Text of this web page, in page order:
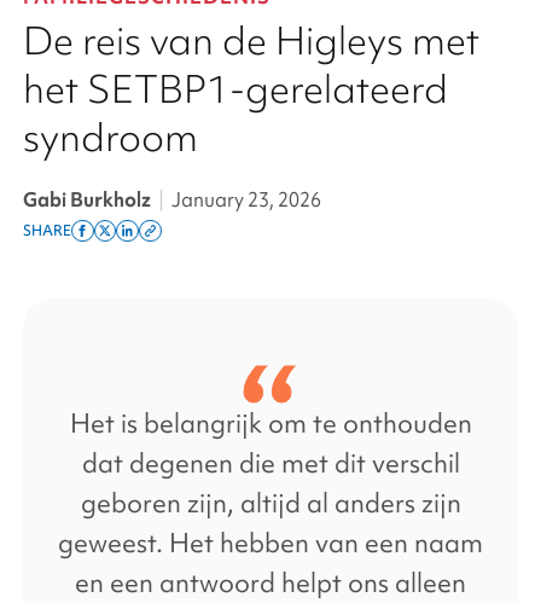
De reis van de Higleys met
het SETBP1-gerelateerd
syndroom
Gabi Burkholz January 23, 2026
SHARE
Share
Share
ShareCopy
Het is belangrijk om te onthouden
dat degenen die met dit verschil
geboren zijn, altijd al anders zijn
geweest. Het hebben van een naam
en een antwoord helpt ons alleen